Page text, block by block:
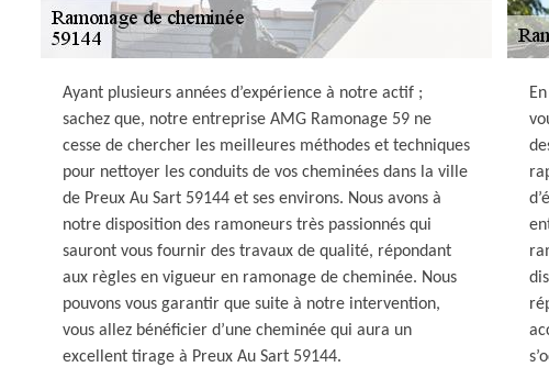
Ayant plusieurs années d’expérience à notre actif ;
sachez que, notre entreprise AMG Ramonage 59 ne
cesse de chercher les meilleures méthodes et techniques
pour nettoyer les conduits de vos cheminées dans la ville
de Preux Au Sart 59144 et ses environs. Nous avons à
notre disposition des ramoneurs très passionnés qui
sauront vous fournir des travaux de qualité, répondant
aux règles en vigueur en ramonage de cheminée. Nous
pouvons vous garantir que suite à notre intervention,
vous allez bénéficier d’une cheminée qui aura un
excellent tirage à Preux Au Sart 59144.